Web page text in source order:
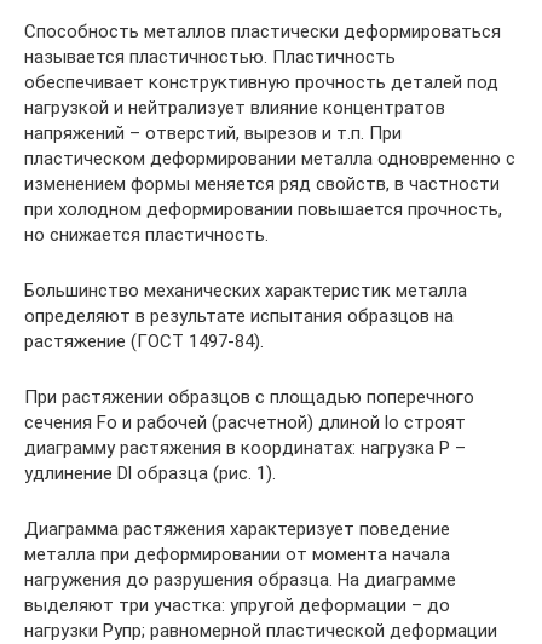
Способность металлов пластически деформироваться
называется пластичностью. Пластичность
обеспечивает конструктивную прочность деталей под
нагрузкой и нейтрализует влияние концентратов
напряжений – отверстий, вырезов и т.п. При
пластическом деформировании металла одновременно с
изменением формы меняется ряд свойств, в частности
при холодном деформировании повышается прочность,
но снижается пластичность.
Большинство механических характеристик металла
определяют в результате испытания образцов на
растяжение (ГОСТ 1497-84).
При растяжении образцов с площадью поперечного
сечения Fo и рабочей (расчетной) длиной lo строят
диаграмму растяжения в координатах: нагрузка Р –
удлинение Dl образца (рис. 1).
Диаграмма растяжения характеризует поведение
металла при деформировании от момента начала
нагружения до разрушения образца. На диаграмме
выделяют три участка: упругой деформации – до
нагрузки Рупр; равномерной пластической деформации